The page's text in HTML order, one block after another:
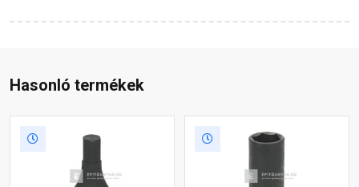
Hasonló termékek